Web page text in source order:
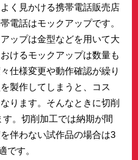
く見かける携帯電話販売店
電話はモックアップです。
ップは金型などを用いて大
けるモックアップは数量も
仕様変更や動作確認が繰り
製作してしまうと、コス
ります。そんなときに切削
。切削加工では納期が間
伴わない試作品の場合は3
です。